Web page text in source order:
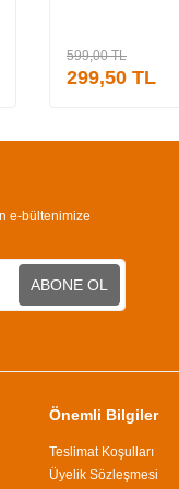
599,00TL
299,50 TL
e-bültenimize
ABONE OL
Önemli Bilgiler
Teslimat Koşulları
Üyelik Sözleşmesi